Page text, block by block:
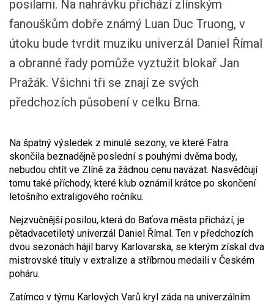
posilami. Na nahrávku přichází zlínským
fanouškům dobře známý Luan Duc Truong, v
útoku bude tvrdit muziku univerzál Daniel Římal
a obranné řady pomůže vyztužit blokař Jan
Pražák. Všichni tři se znají ze svých
předchozích působení v celku Brna.
Na špatný výsledek z minulé sezony, ve které Fatra
skončila beznadějně poslední s pouhými dvěma body,
nebudou chtít ve Zlíně za žádnou cenu navázat. Nasvědčují
tomu také příchody, které klub oznámil krátce po skončení
letošního extraligového ročníku.
Nejzvučnější posilou, která do Baťova města přichází, je
pětadvacetiletý univerzál Daniel Římal. Ten v předchozích
dvou sezonách hájil barvy Karlovarska, se kterým získal dva
mistrovské tituly v extralize a stříbrnou medaili v Českém
poháru.
Zatímco v týmu Karlových Varů kryl záda na univerzálním